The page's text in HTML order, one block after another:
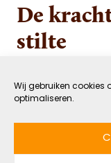
Wij gebruiken cookies
optimaliseren.
De
stilte
DOOR KEES VAN
Stilte laat zich